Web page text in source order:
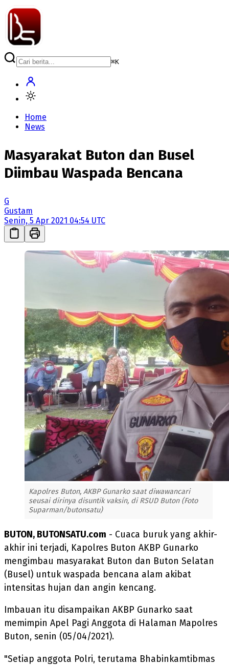
⌘K
Home
News
Masyarakat Buton dan Busel
Diimbau Waspada Bencana
G
Gustam
Senin, 5 Apr 2021 04:54 UTC
Kapolres Buton, AKBP Gunarko saat diwawancari
seusai dirinya disuntik vaksin, di RSUD Buton (Foto
Suparman/butonsatu)
BUTON, BUTONSATU.com - Cuaca buruk yang akhir-
akhir ini terjadi, Kapolres Buton AKBP Gunarko
mengimbau masyarakat Buton dan Buton Selatan
(Busel) untuk waspada bencana alam akibat
intensitas hujan dan angin kencang.
Imbauan itu disampaikan AKBP Gunarko saat
memimpin Apel Pagi Anggota di Halaman Mapolres
Buton, senin (05/04/2021).
"Setiap anggota Polri, terutama Bhabinkamtibmas